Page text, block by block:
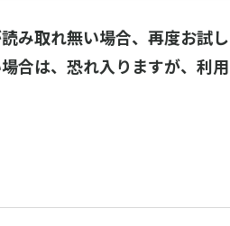
み取れ無い場合、再度お試
合は、恐れ入りますが、利